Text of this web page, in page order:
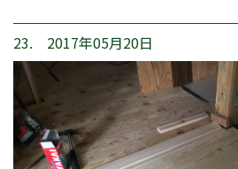
23. 2017年05月20日